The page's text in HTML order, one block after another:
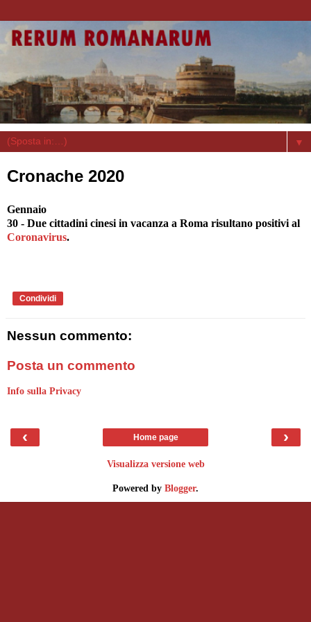
▼
Cronache 2020
Gennaio
30 - Due cittadini cinesi in vacanza a Roma risultano positivi al
Coronavirus.
Condividi
Nessun commento:
Posta un commento
Info sulla Privacy
‹ ›
Home page
Visualizza versione web
Powered by Blogger.